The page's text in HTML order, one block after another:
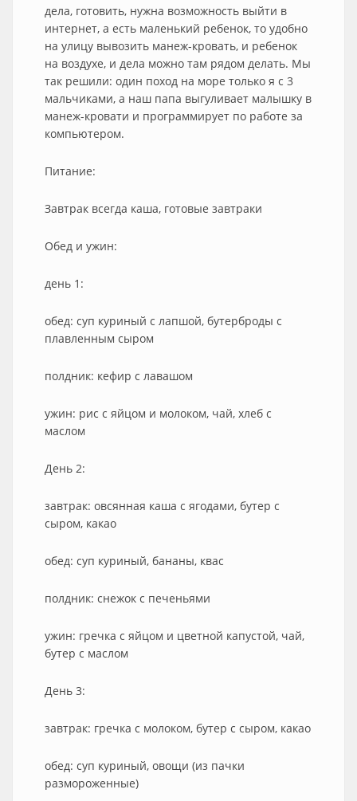
дела, готовить, нужна возможность выйти в
интернет, а есть маленький ребенок, то удобно
на улицу вывозить манеж-кровать, и ребенок
на воздухе, и дела можно там рядом делать. Мы
так решили: один поход на море только я с 3
мальчиками, а наш папа выгуливает малышку в
манеж-кровати и программирует по работе за
компьютером.
Питание:
Завтрак всегда каша, готовые завтраки
Обед и ужин:
день 1:
обед: суп куриный с лапшой, бутерброды с
плавленным сыром
полдник: кефир с лавашом
ужин: рис с яйцом и молоком, чай, хлеб с
маслом
День 2:
завтрак: овсянная каша с ягодами, бутер с
сыром, какао
обед: суп куриный, бананы, квас
полдник: снежок с печеньями
ужин: гречка с яйцом и цветной капустой, чай,
бутер с маслом
День 3:
завтрак: гречка с молоком, бутер с сыром, какао
обед: суп куриный, овощи (из пачки
размороженные)